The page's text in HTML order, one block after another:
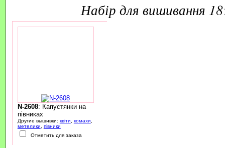
набір для вишивання
N-2608: Капустянки на
півниках
Другие вышивки: квіти, комахи,
метелики, півники
Отметить для заказа